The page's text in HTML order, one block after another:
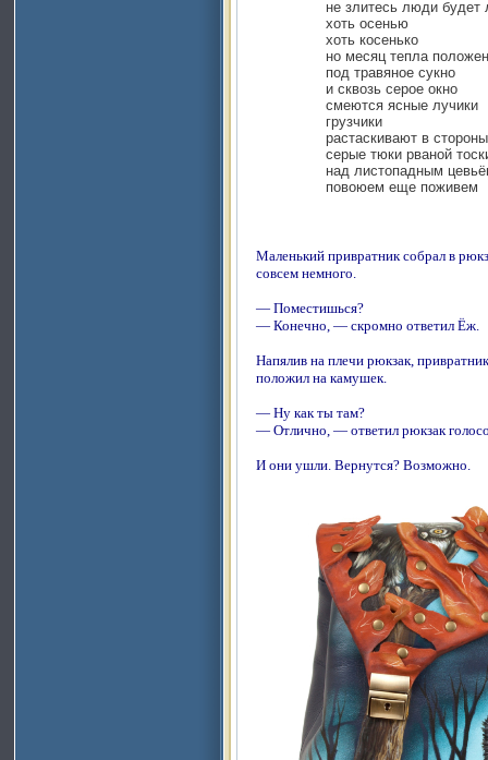
не злитесь люди будет
хоть осенью
хоть косенько
но месяц тепла положен
под травяное сукно
и сквозь серое окно
смеются ясные лучики
грузчики
растаскивают в стороны
серые тюки рваной
над листопадным
повоюем еще поживем
Маленький привратник собрал в
совсем немного.
— Поместишься?
— Конечно, — скромно ответил Ёж.
Напялив на плечи рюкзак,
положил на камушек.
— Ну как ты там?
— Отлично, — ответил рюкзак
И они ушли. Вернутся? Возможно.